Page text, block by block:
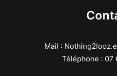
Mail :
Téléphone : 07